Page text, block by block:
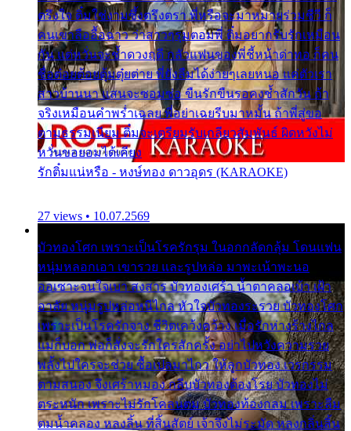
ตรึงใจ ติ๋มใช่งามซึ้งตรึงตรา พี่หรือจะมาหมายร่วมชีวี ก็
คนเขาลืออื้อฉาว ว่าสาวๆรุมตอมพี่ ติ๋มอยากรับรักเหมือน
กัน แต่หวั่นจะช้ำดวงฤดี กลัวแฟนของพี่ชี้หน้าด่าทอ ก็คน
ชื่อต๋อยต้อยตุ้มตุ๋ยต่าย พี่ยังลืมได้ง่ายๆเลยหนอ แค่ตัวเรา
สาวบ้านนา แสนจะซอมซ่อ ขืนรักขืนรอคงช้ำสักวัน ถ้า
จริงเหมือนคำพร่ำเฉลย พี่อย่าเฉยรีบมาหมั้น ถ้าพี่สู่ขอ
ตามธรรมเนียม ติ๋มจะเตรียมรับเกลียวสัมพันธ์ ผิดหวังไม่
หวั่นขอยอมได้เคียง
รักติ๋มแน่หรือ - หงษ์ทอง ดาวอุดร (KARAOKE)
27 views • 10.07.2569
บัวทองโศก เพราะเป็นโรครักรุม ในอกกลัดกลุ้ม โดนแฟน
หนุ่มหลอกเอา เขารวย และรูปหล่อ มาพะเน้าพะนอ
ออเซาะจนใจเบา สงสาร บัวทองเศร้า น้ำตาคลอเบ้า เฝ้า
อาลัย หนุ่มรูปหล่อหนีไกล หัวใจบัวทองระรวย บัวทองโศก
เพราะเป็นโรครักจาง ชีวิตเคว้งคว้าง เมื่อรักห่างร้างไกล
แม่ก็บอก พ่อก็สั่งจะรักใครสักครั้ง อย่าไปหวังความรวย
พลั้งไปใครจะช่วย ซื้อเปลมาไกว ให้ลูกบัวทอง เวรกรรม
ตามสนอง จึงเศร้าหมอง กลีบบัวทองต้องโรย บัวทองไม่
ตระหนัก เพราะไม่รักโคลนตม บัวทองท้องกลม เพราะลืม
ตมน้ำคลอง หลงลิ้น ที่สิ้นสัตย์ เจ้าจึงไม่ระมัด หลงกลิ่นลิ้น